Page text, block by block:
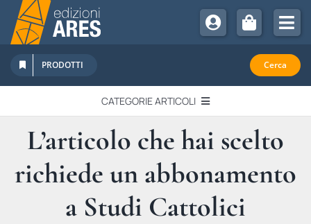
Salta
contenuto
Chi Siamo
Sostienici
Abbonamenti
Promozioni
Newsletter
PRODOTTI Cerca
CATEGORIE ARTICOLI
EDITORIALI
IN QUESTO NUMERO
L’articolo che hai scelto
richiede un abbonamento
a Studi Cattolici